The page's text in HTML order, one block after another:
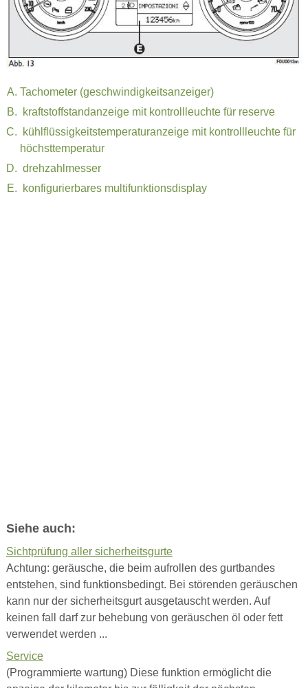
Tachometer (geschwindigkeitsanzeiger)
kraftstoffstandanzeige mit kontrollleuchte für reserve
kühlflüssigkeitstemperaturanzeige mit kontrollleuchte für
höchsttemperatur
drehzahlmesser
konfigurierbares multifunktionsdisplay
Siehe auch:
Sichtprüfung aller sicherheitsgurte
Achtung: geräusche, die beim aufrollen des gurtbandes
entstehen, sind funktionsbedingt. Bei störenden geräuschen
kann nur der sicherheitsgurt ausgetauscht werden. Auf
keinen fall darf zur behebung von geräuschen öl oder fett
verwendet werden ...
Service
(Programmierte wartung) Diese funktion ermöglicht die